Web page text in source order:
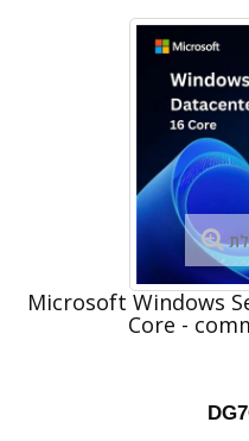
Microsoft Windows
Core -